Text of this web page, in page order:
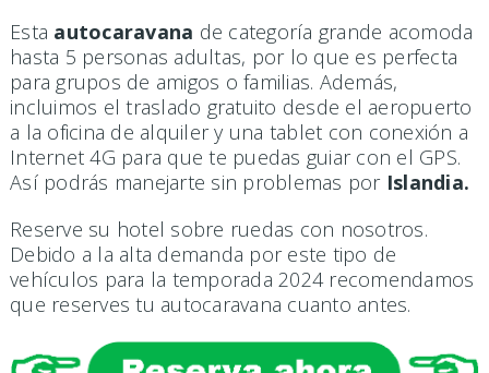
Esta autocaravana de categoría grande acomoda
hasta 5 personas adultas, por lo que es perfecta
para grupos de amigos o familias. Además,
incluimos el traslado gratuito desde el aeropuerto
a la oficina de alquiler y una tablet con conexión a
Internet 4G para que te puedas guiar con el GPS.
Así podrás manejarte sin problemas por Islandia.
Reserve su hotel sobre ruedas con nosotros.
Debido a la alta demanda por este tipo de
vehículos para la temporada 2024 recomendamos
que reserves tu autocaravana cuanto antes.